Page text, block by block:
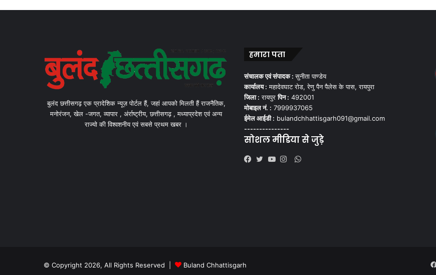
बुलंद छत्तीसगढ़ एक प्रादेशिक न्यूज़ पोर्टल हैं, जहां आपको मिलती हैं राजनैतिक,
मनोरंजन, खेल -जगत, व्यापार , अंर्राष्ट्रीय, छत्तीसगढ़ , मध्याप्रदेश एवं अन्य
राज्यो की विश्वशनीय एवं सबसे प्रथम खबर ।
हमारा पता
संचालक एवं संपादक :सुनीता पाण्डेय
कार्यालय : महादेवघाट रोड, रेणु पैन पैलेस के पास, रायपुरा
जिला : रायपुरपिन : 492001
मोबाइल नं. : 7999937065
ईमेल आईडी : bulandchhattisgarh091@gmail.com
---------------
सोशल मीडिया से जुड़े
© Copyright 2026, All Rights Reserved | Buland Chhattisgarh